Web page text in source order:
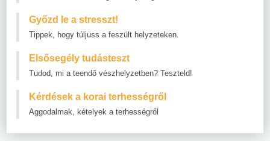
Győzd le a stresszt!
Tippek, hogy túljuss a feszült helyzeteken.
Elsősegély tudásteszt
Tudod, mi a teendő vészhelyzetben? Teszteld!
Kérdések a korai terhességről
Aggodalmak, kételyek a terhességről